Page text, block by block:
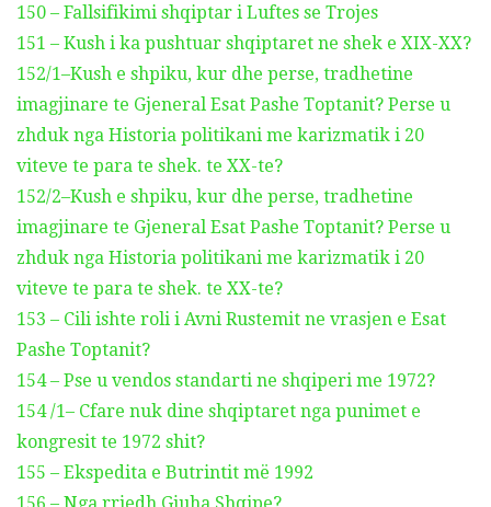
150 – Fallsifikimi shqiptar i Luftes se Trojes
151 – Kush i ka pushtuar shqiptaret ne shek e XIX-XX?
152/1–Kush e shpiku, kur dhe perse, tradhetine
imagjinare te Gjeneral Esat Pashe Toptanit? Perse u
zhduk nga Historia politikani me karizmatik i 20
viteve te para te shek. te XX-te?
152/2–Kush e shpiku, kur dhe perse, tradhetine
imagjinare te Gjeneral Esat Pashe Toptanit? Perse u
zhduk nga Historia politikani me karizmatik i 20
viteve te para te shek. te XX-te?
153 – Cili ishte roli i Avni Rustemit ne vrasjen e Esat
Pashe Toptanit?
154 – Pse u vendos standarti ne shqiperi me 1972?
154 /1– Cfare nuk dine shqiptaret nga punimet e
kongresit te 1972 shit?
155 – Ekspedita e Butrintit më 1992
156 – Nga rrjedh Gjuha Shqipe?